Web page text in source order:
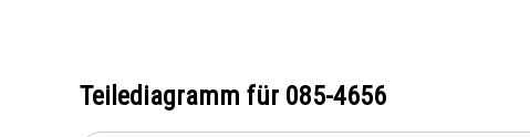
Teilediagramm für 085-4656